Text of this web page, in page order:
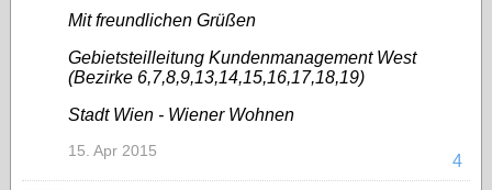
Mit freundlichen Grüßen
Gebietsteilleitung Kundenmanagement West
(Bezirke 6,7,8,9,13,14,15,16,17,18,19)
Stadt Wien - Wiener Wohnen
4
15. Apr 2015